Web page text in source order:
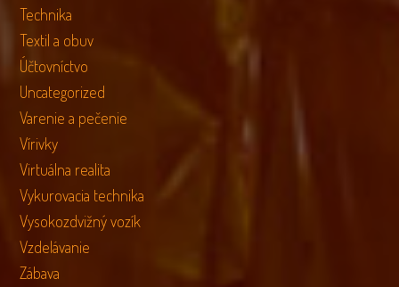
Technika
Textil a obuv
Účtovníctvo
Uncategorized
Varenie a pečenie
Vírivky
Virtuálna realita
Vykurovacia technika
Vysokozdvižný vozík
Vzdelávanie
Zábava